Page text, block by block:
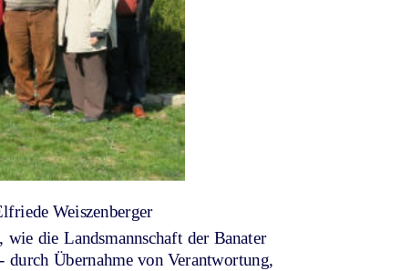
Weiszenberger
wie die Landsmannschaft der Banater
Übernahme von Verantwortung,